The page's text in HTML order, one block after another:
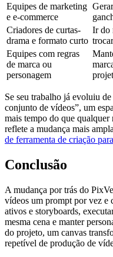
Equipes de marketing
e e-commerce
Criadores de curtas-
drama e formato curto
Ir do
Equipes com regras
de marca ou
personagem
Se seu trabalho já evoluiu
conjunto de vídeos”, um
mais tempo do que
reflete a mudança mais
de ferramenta de criação
Conclusão
A mudança por trás do
vídeos um prompt por vez e
ativos e storyboards,
mesma cena e manter
do projeto, um canvas
repetível de produção de